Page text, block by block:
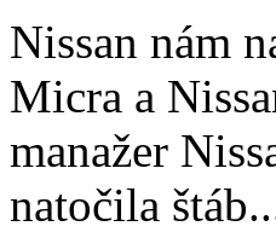
Nissan nám
Micra a
manažer
natočila